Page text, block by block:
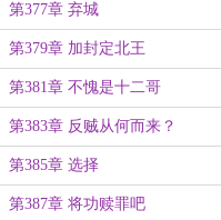
第377章 弃城
第379章 加封定北王
第381章 不愧是十二哥
第383章 反贼从何而来？
第385章 选择
第387章 将功赎罪吧